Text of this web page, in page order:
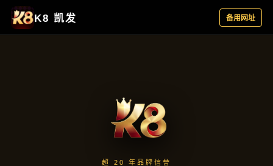
产品总览
首页 产品总览